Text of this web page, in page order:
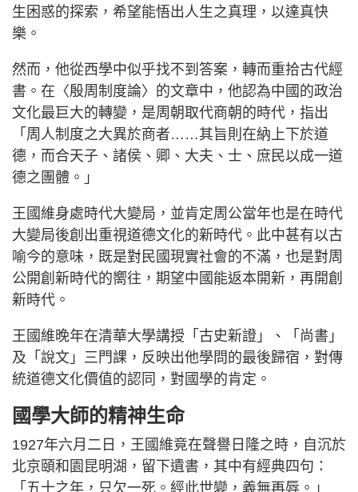
生困惑的探索，希望能悟出人生之真理，以達真快
樂。
然而，他從西學中似乎找不到答案，轉而重拾古代經
書。在〈殷周制度論〉的文章中，他認為中國的政治
文化最巨大的轉變，是周朝取代商朝的時代，指出
「周人制度之大異於商者……其旨則在納上下於道
德，而合天子、諸侯、卿、大夫、士、庶民以成一道
德之團體。」
王國維身處時代大變局，並肯定周公當年也是在時代
大變局後創出重視道德文化的新時代。此中甚有以古
喻今的意味，既是對民國現實社會的不滿，也是對周
公開創新時代的嚮往，期望中國能返本開新，再開創
新時代。
王國維晚年在清華大學講授「古史新證」、「尚書」
及「說文」三門課，反映出他學問的最後歸宿，對傳
統道德文化價值的認同，對國學的肯定。
國學大師的精神生命
1927年六月二日，王國維竟在聲譽日隆之時，自沉於
北京頤和園昆明湖，留下遺書，其中有經典四句：
「五十之年，只欠一死。經此世變，義無再辱。」